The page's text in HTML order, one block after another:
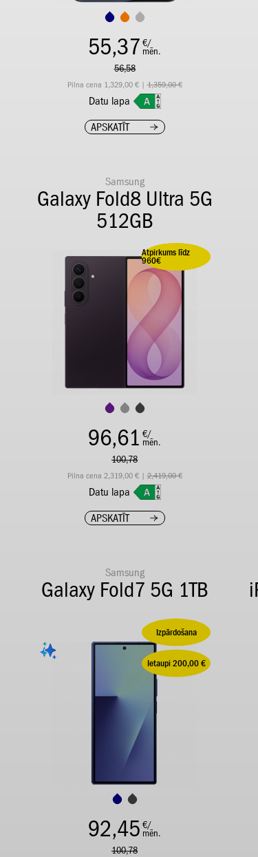
55,37 €/
mēn.
56,58
Pilna cena 1,329,00 € |1,359,00 €
Datu lapa
APSKATĪT
Samsung
Galaxy Fold8 Ultra 5G
512GB
Ietaupi 100,00 €
Atpirkums līdz
960€
96,61 €/
mēn.
100,78
Pilna cena 2,319,00 € |2,419,00 €
Datu lapa
APSKATĪT
Samsung
Galaxy Fold7 5G 1TB
Izpārdošana
Ietaupi 200,00 €
92,45 €/
mēn.
100,78